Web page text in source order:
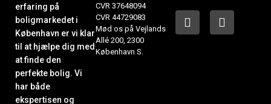
erfaring på
boligmarkedet i
København er vi klar
til at hjælpe dig med
at finde den
perfekte bolig. Vi
har både
ekspertisen og
CVR 37648094
CVR 44729083
Mød os på Vejlands
Allé 200, 2300
København S.